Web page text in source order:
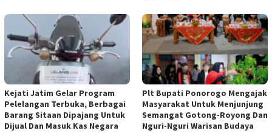
Kejati Jatim Gelar Program
Pelelangan Terbuka, Berbagai
Barang Sitaan Dipajang Untuk
Dijual Dan Masuk Kas Negara
Plt Bupati Ponorogo Mengajak
Masyarakat Untuk Menjunjung
Semangat Gotong-Royong Dan
Nguri-Nguri Warisan Budaya